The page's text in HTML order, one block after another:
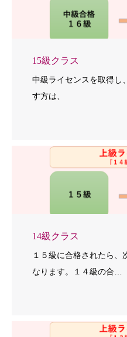
15級クラス
中級ライセンスを取得し
す方は、
14級クラス
１５級に合格されたら、
なります。１４級の合…